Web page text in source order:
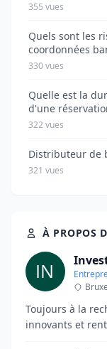
355 vues
Quels sont les
coordonnées
330 vues
Quelle est la
d'une
322 vues
Distributeur de
321 vues
À PROPOS
Toujours à la
innovants et